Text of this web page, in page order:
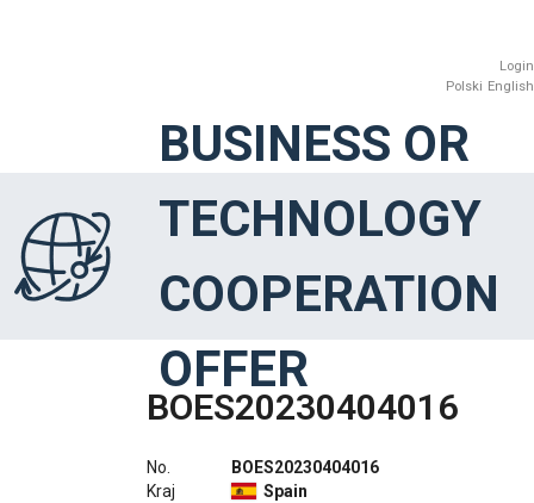
Login
Polski English
BUSINESS OR
TECHNOLOGY
COOPERATION
OFFER
BOES20230404016
No.
Kraj
BOES20230404016
Spain